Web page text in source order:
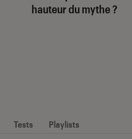
hauteur du mythe ?
Tests Playlists